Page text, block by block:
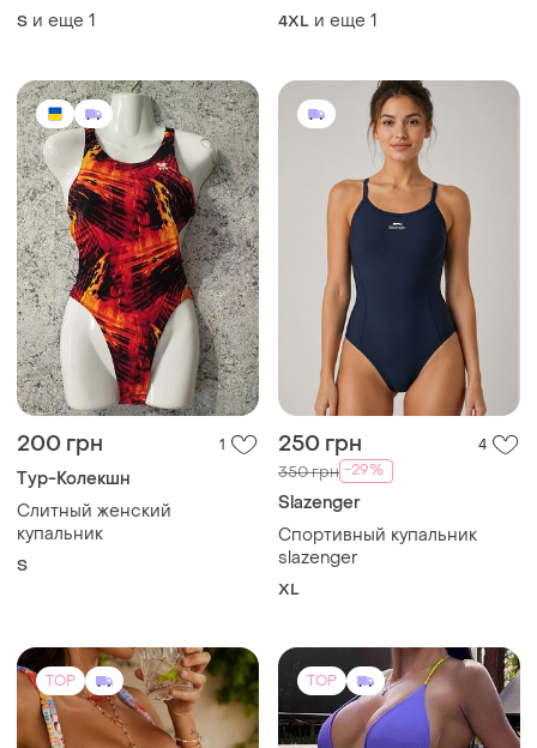
черными плавками со
сборкой "victoria’s secrets"
S и еще 1
батал 20
4XL и еще 1
200 грн 1
Тур-Колекшн
Слитный женский
купальник
S
250 грн 4
350 грн -29%
Slazenger
Спортивный купальник
slazenger
XL
TOP TOP